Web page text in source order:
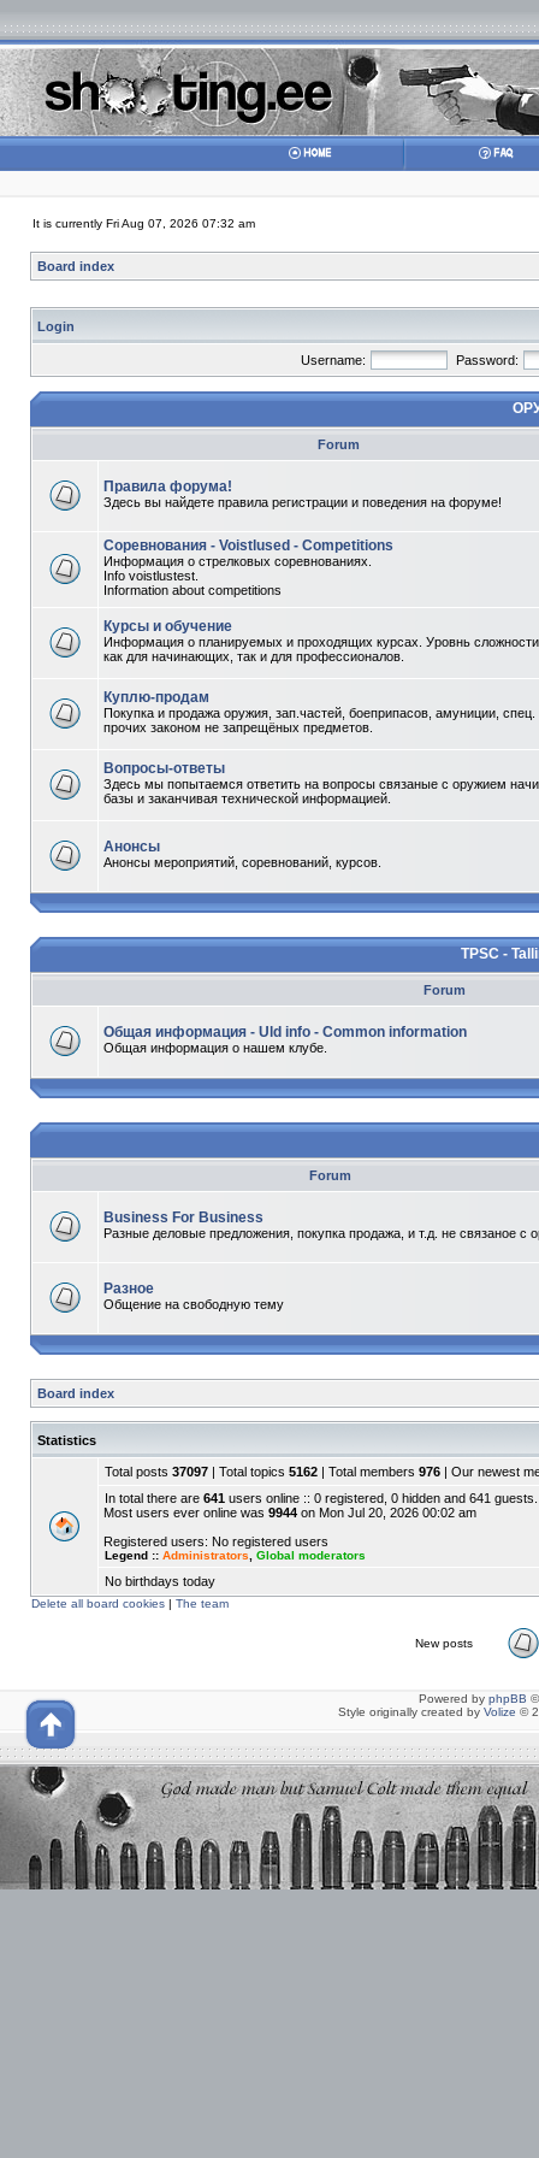
It is currently Fri Aug 07, 2026 07:32 am
Board index
Login
Username: Password:
Forum
Правила форума!
Здесь вы найдете правила регистрации и поведения на форуме!
Соревнования - Voistlused - Competitions
Информация о стрелковых соревнованиях.
Info voistlustest.
Information about competitions
Курсы и обучение
Информация о планируемых и проходящих курсах. Уровнь
как для начинающих, так и для профессионалов.
Куплю-продам
Покупка и продажа оружия, зап.частей, боеприпасов, амуниции, спец.
прочих законом не запрещёных предметов.
Вопросы-ответы
Здесь мы попытаемся ответить на вопросы связаные с оружием
базы и заканчивая технической информацией.
Анонсы
Анонсы мероприятий, соревнований, курсов.
TPSC -
Forum
Общая информация - Uld info - Common information
Общая информация о нашем клубе.
Forum
Business For Business
Разные деловые предложения, покупка продажа, и т.д. не связаное с
Разное
Общение на свободную тему
Board index
Statistics
Total posts 37097 | Total topics 5162 | Total members 976 | Our newest
In total there are 641 users online :: 0 registered, 0 hidden and 641 guests.
Most users ever online was 9944 on Mon Jul 20, 2026 00:02 am
Registered users: No registered users
Legend :: Administrators Global moderators
No birthdays today
Delete all board cookies | The team
New posts
Powered by phpBB
Style originally created by Volize ©